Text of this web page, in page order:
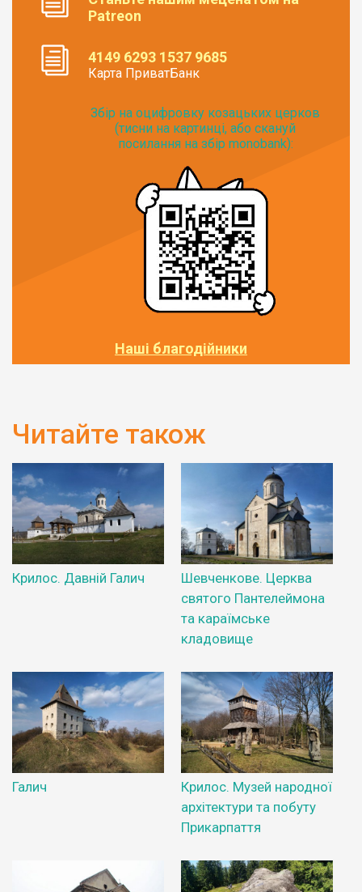
Patreon
4149 6293 1537 9685
Карта ПриватБанк
Збір на оцифровку козацьких церков
(тисни на картинці, або скануй
посилання на збір monobank):
Наші благодійники
Читайте також
Крилос. Давній Галич
Шевченкове. Церква
святого Пантелеймона
та караїмське
кладовище
Галич
Крилос. Музей народної
архітектури та побуту
Прикарпаття